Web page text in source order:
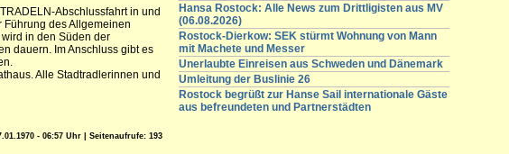
Hansa Rostock: Alle News zum Drittligisten aus MV
(06.08.2026)
Rostock-Dierkow: SEK stürmt Wohnung von Mann
mit Machete und Messer
Unerlaubte Einreisen aus Schweden und Dänemark
Umleitung der Buslinie 26
Rostock begrüßt zur Hanse Sail internationale Gäste
aus befreundeten und Partnerstädten
Abschlussfahrt in und
Führung des Allgemeinen
in den Süden der
dauern. Im Anschluss gibt es
Alle Stadtradlerinnen und
- 06:57 Uhr | Seitenaufrufe: 193